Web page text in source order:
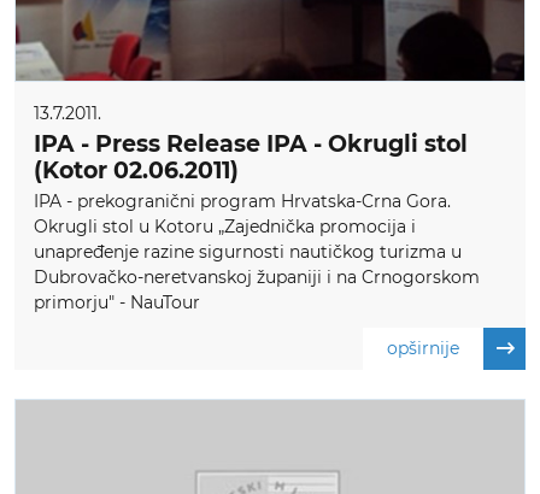
13.7.2011.
IPA - Press Release IPA - Okrugli stol
(Kotor 02.06.2011)
IPA - prekogranični program Hrvatska-Crna Gora.
Okrugli stol u Kotoru „Zajednička promocija i
unapređenje razine sigurnosti nautičkog turizma u
Dubrovačko-neretvanskoj županiji i na Crnogorskom
primorju" - NauTour
opširnije